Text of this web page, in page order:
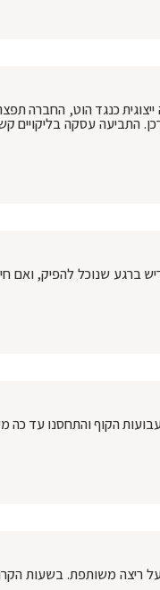
כנגד הוט, החברה
שקל בהטבות לצרכן. התביעה
ברגע שנוכל להפיק, ואם
על ריצה משותפת. בשעות